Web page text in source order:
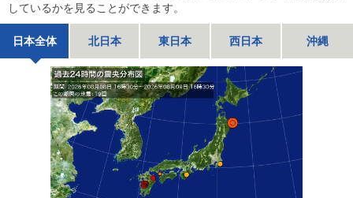
しているかを見ることができます。
日本全体 北日本 東日本 西日本 沖縄